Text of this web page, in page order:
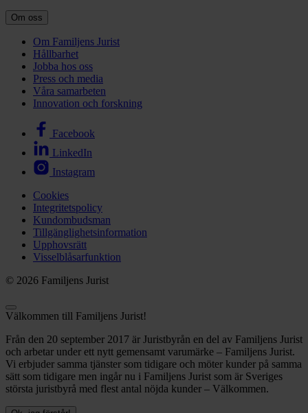
Om oss
Om Familjens Jurist
Hållbarhet
Jobba hos oss
Press och media
Våra samarbeten
Innovation och forskning
Facebook
LinkedIn
Instagram
Cookies
Integritetspolicy
Kundombudsman
Tillgänglighetsinformation
Upphovsrätt
Visselblåsarfunktion
© 2026 Familjens Jurist
Välkommen till Familjens Jurist!
Från den 20 september 2017 är Juristbyrån en del av Familjens Jurist
och arbetar under ett nytt gemensamt varumärke – Familjens Jurist.
Vi erbjuder samma tjänster som tidigare och möter kunder på samma
sätt som tidigare men ingår nu i Familjens Jurist som är Sveriges
största juristbyrå med flest antal nöjda kunder – Välkommen.